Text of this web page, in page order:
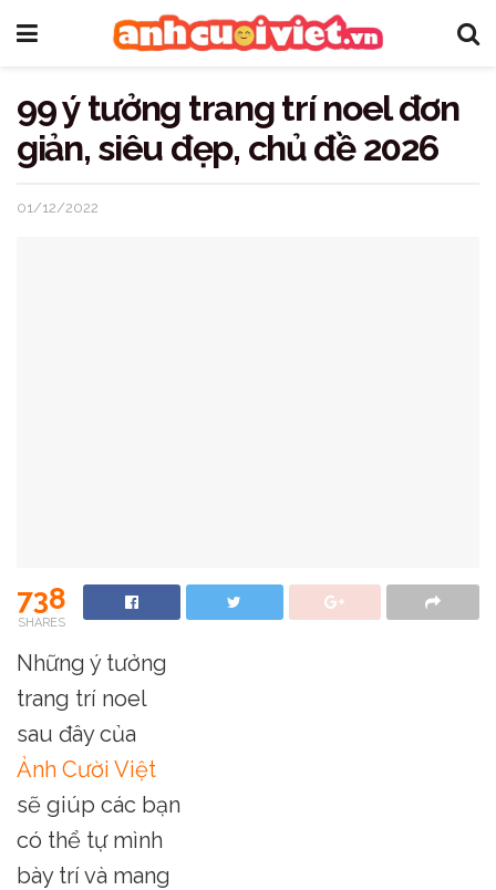
99 ý tưởng trang trí noel đơn
giản, siêu đẹp, chủ đề 2026
01/12/2022
738
SHARES
Những ý tưởng
trang trí noel
sau đây của
Ảnh Cười Việt
sẽ giúp các bạn
có thể tự mình
bày trí và mang